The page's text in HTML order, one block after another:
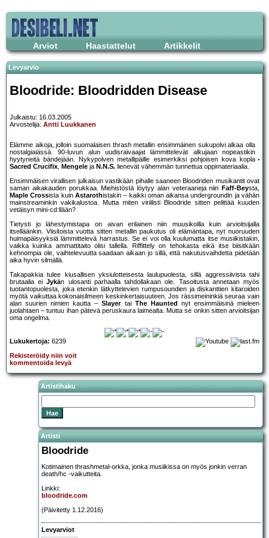
Arviot Haastattelut Artikkelit
Levyarvio
Bloodride: Bloodridden Disease
Julkaistu: 16.03.2005
Arvostelija: Antti Luukkanen
Elämme aikoja, jolloin suomalaisen thrash metallin ensimmäinen sukupolvi alkaa olla
nostalgiaiässä. 90-luvun alun uudisraivaajat lämmittelevät alkujaan nopeastikin
hyytyneitä bändejään. Nykypolven metallipäille esimerkiksi pohjoisen kova kopla
Sacred Crucifix, Mengele ja N.N.S. lienevät vähemmän tunnettua oppimateriaalia.
Ensimmäisen virallisen julkaisun vastikään pihalle saaneen Bloodriden musikantit ovat
saman aikakauden porukkaa. Miehistöstä löytyy alan veteraaneja niin Faff-Beysta,
Maple Crossista kuin Astarothistakin – kaikki oman aikansa undergroundin ja vähän
mainstreaminkin vakikalustoa. Mutta miten viriilisti Bloodride sitten pelittää kuuden
vetäisyn mini-cd:llään?
Tietysti jo lähestymistapa on aivan erilainen niin muusikoilla kuin arvioitsijalla
itselläänkin. Viisitoista vuotta sitten metallin paukutus oli elämäntapa, nyt nuoruuden
huimapäisyyksiä lämmittelevä harrastus. Se ei voi olla kuulumatta itse musiikistakin,
vaikka kuinka ammattitaito olisi tallella. Riffittely on tehokasta eikä itse biisitkään
kehnompia ole, vaihtelevuutta saadaan aikaan jo sillä, että nakutusvaihdetta pidetään
aika hyvin silmällä.
Takapakkia tulee kiusallisen yksiulotteisesta laulupuolesta, sillä aggressiivista tahi
brutaalia eiJykän ulosanti parhaalla tahdollakaan ole. Tasoitusta annetaan myös
tuotantopuolesta, joka etenkin lätkyttelevien rumpusoundien ja diskanttien kitaroiden
myötä vaikuttaa kokonaisilmeen keskinkertaisuuteen. Jos rässimeininkiä seuraa vain
alan suurien nimien kautta –Slayertai The Haunted
nyt ensimmäisinä mieleen
juolahtaen – tuntuu ihan pätevä peruskaura laimealta. Mutta se onkin sitten arvioitsijan
oma ongelma.
Lukukertoja: 6239
Rekisteröidy niin voit
kommentoida levyä
Artistihaku
Artisti
Bloodride
Kotimainen thrashmetal-orkka, jonka musiikissa on myös jonkin verran
death/hc -vaikutteita.
Linkki:
bloodride.com
(Päivitetty 1.12.2016)
Levyarviot